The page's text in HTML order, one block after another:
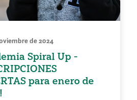
de 2024
Spiral Up -
para enero de